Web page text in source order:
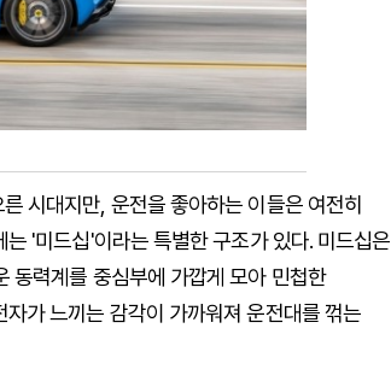
시대지만, 운전을 좋아하는 이들은 여전히
'미드십'이라는 특별한 구조가 있다. 미드십은
동력계를 중심부에 가깝게 모아 민첩한
가 느끼는 감각이 가까워져 운전대를 꺾는